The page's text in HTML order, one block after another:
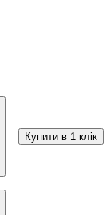
Купити в 1 клік